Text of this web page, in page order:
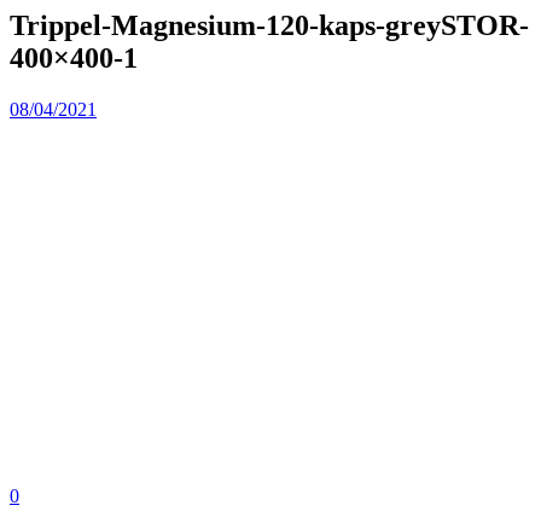
Trippel-Magnesium-120-kaps-greySTOR-
400×400-1
08/04/2021
0